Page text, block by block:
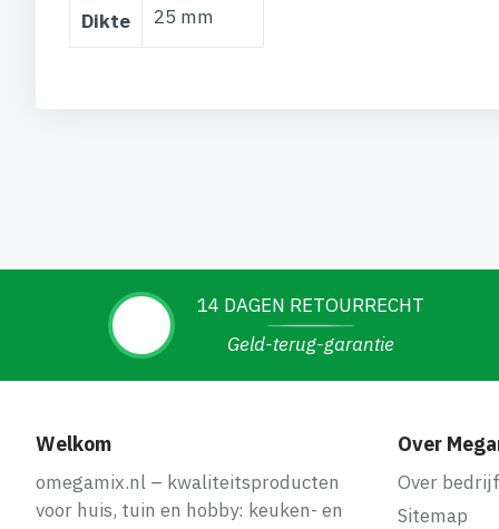
Dikte 25 mm
14 DAGEN RETOURRECHT
Geld-terug-garantie
Welkom
omegamix.nl – kwaliteitsproducten
voor huis, tuin en hobby: keuken- en
Over
Over bedrijf
Sitemap